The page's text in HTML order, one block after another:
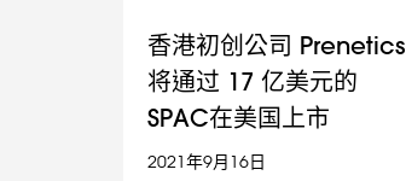
香港初创公司 Prenetics
将通过 17 亿美元的
SPAC在美国上市
2021年9月16日